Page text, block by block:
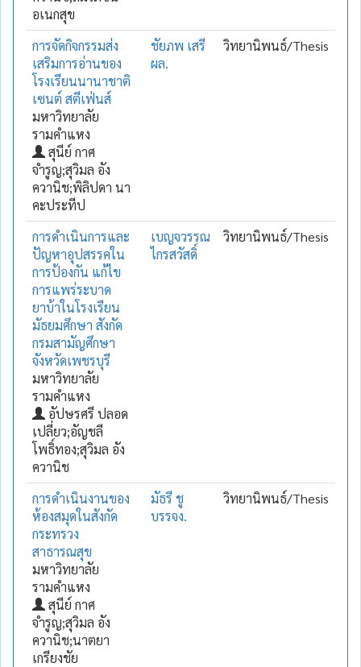
อเนกสุข
การจัดกิจกรรมส่ง
เสริมการอ่านของ
โรงเรียนนานาชาติ
เซนต์ สตีเฟ่นส์
มหาวิทยาลัย
รามคำแหง
สุนีย์ กาศ
จำรูญ;สุวิมล อัง
ควานิช;พิลิปดา นา
คะประทีป
ชัยภพ เสรี
ผล.
วิทยานิพนธ์/Thesis
การดำเนินการและ
ปัญหาอุปสรรคใน
การป้องกัน แก้ไข
การแพร่ระบาด
ยาบ้าในโรงเรียน
มัธยมศึกษา สังกัด
กรมสามัญศึกษา
จังหวัดเพชรบุรี
มหาวิทยาลัย
รามคำแหง
อัปษรศรี ปลอด
เปลี่ยว;อัญชลี
โพธิ์ทอง;สุวิมล อัง
ควานิช
เบญจวรรณ
ไกรสวัสดิ์
วิทยานิพนธ์/Thesis
การดำเนินงานของ
ห้องสมุดในสังกัด
กระทรวง
สาธารณสุข
มหาวิทยาลัย
รามคำแหง
สุนีย์ กาศ
จำรูญ;สุวิมล อัง
ควานิช;นาตยา
เกรียงชัย
มัธรี ชู
บรรจง.
วิทยานิพนธ์/Thesis